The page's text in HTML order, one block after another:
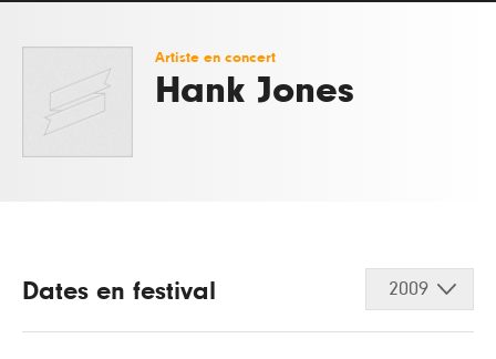
Artiste en concert
Hank Jones
Dates en festival 2009